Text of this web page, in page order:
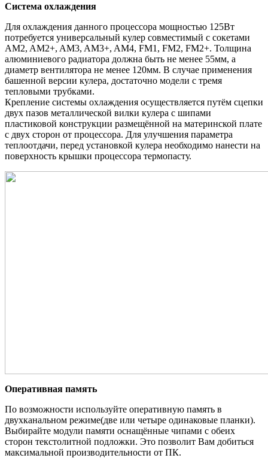
Система охлаждения
Для охлаждения данного процессора мощностью 125Вт
потребуется универсальный кулер совместимый с сокетами
AM2, AM2+, AM3, AM3+, AM4, FM1, FM2, FM2+. Толщина
алюминиевого радиатора должна быть не менее 55мм, а
диаметр вентилятора не менее 120мм. В случае применения
башенной версии кулера, достаточно модели с тремя
тепловыми трубками.
Крепление системы охлаждения осуществляется путём сцепки
двух пазов металлической вилки кулера с шипами
пластиковой конструкции размещённой на материнской плате
с двух сторон от процессора. Для улучшения параметра
теплоотдачи, перед установкой кулера необходимо нанести на
поверхность крышки процессора термопасту.
Оперативная память
По возможности используйте оперативную память в
двухканальном режиме(две или четыре одинаковые планки).
Выбирайте модули памяти оснащённые чипами с обеих
сторон текстолитной подложки. Это позволит Вам добиться
максимальной производительности от ПК.